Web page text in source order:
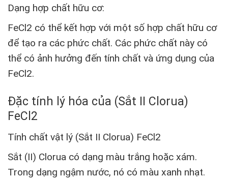
Dạng hợp chất hữu cơ:
FeCl2 có thể kết hợp với một số hợp chất hữu cơ
để tạo ra các phức chất. Các phức chất này có
thể có ảnh hưởng đến tính chất và ứng dụng của
FeCl2.
Đặc tính lý hóa của (Sắt II Clorua)
FeCl2
Tính chất vật lý (Sắt II Clorua) FeCl2
Sắt (II) Clorua có dạng màu trắng hoặc xám.
Trong dạng ngậm nước, nó có màu xanh nhạt.